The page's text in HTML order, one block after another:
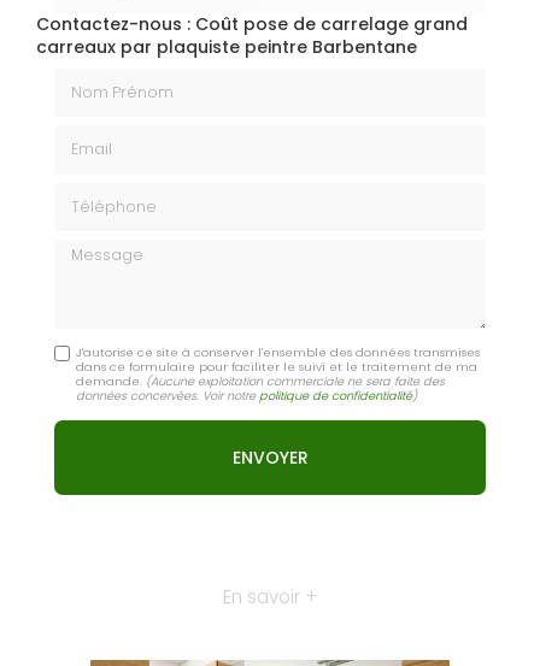
Contactez-nous : Coût pose de carrelage grand
carreaux par plaquiste peintre Barbentane
Message
J'autorise ce site à conserver l'ensemble des données transmises
dans ce formulaire pour faciliter le suivi et le traitement de ma
demande. (Aucune exploitation commerciale ne sera faite des
données concervées. Voir notrepolitique de confidentialité)
En savoir +